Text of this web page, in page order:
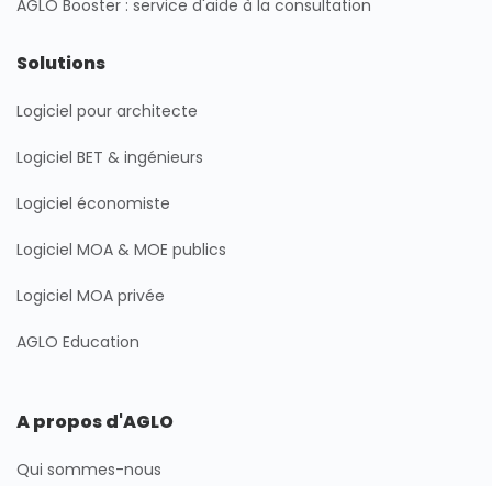
AGLO Booster : service d'aide à la consultation
Solutions
Logiciel pour architecte
Logiciel BET & ingénieurs
Logiciel économiste
Logiciel MOA & MOE publics
Logiciel MOA privée
AGLO Education
A propos d'AGLO
Qui sommes-nous